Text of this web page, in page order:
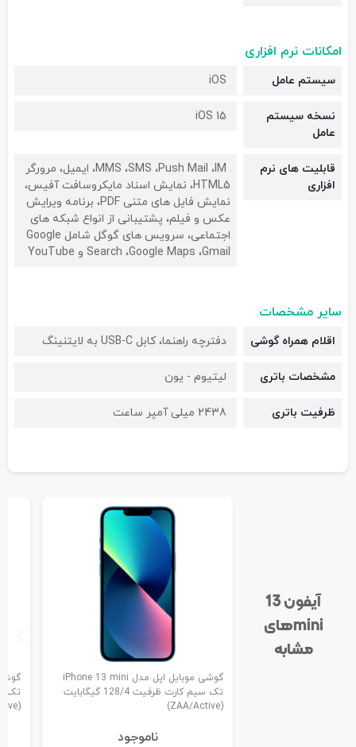
امکانات نرم افزاری
سیستم عامل iOS
نسخه سیستم
عامل
iOS 15
قابلیت های نرم
افزاری
MMS ،SMS ،Push Mail ،IM، ایمیل، مرورگر
HTML5، نمایش اسناد مایکروسافت آفیس،
نمایش فایل های متنی PDF، برنامه ویرایش
عکس و فیلم، پشتیبانی از انواع شبکه های
اجتماعی، سرویس های گوگل شامل Google
Search ،Google Maps ،Gmail و YouTube
سایر مشخصات
اقلام همراه گوشی دفترچه‌ راهنما، کابل USB-C به لایتنینگ
مشخصات باتری لیتیوم - یون
ظرفیت باتری 2438 میلی آمپر ساعت
آیفون 13
mini‌های
مشابه
گوشی موبایل اپل مدل iPhone 13 mini
تک سیم کارت ظرفیت 128/4 گیگابایت
(ZAA/Active)
نا‌موجود
(ZAA/Active)